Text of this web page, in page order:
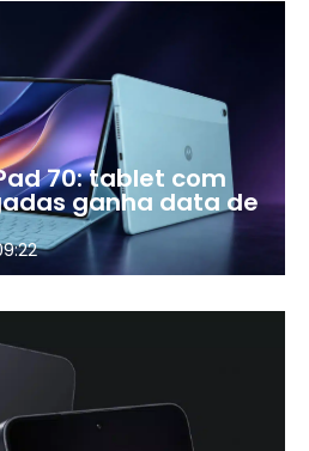
70: tablet com
ganha data de